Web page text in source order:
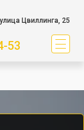
улица Цвиллинга, 25
53